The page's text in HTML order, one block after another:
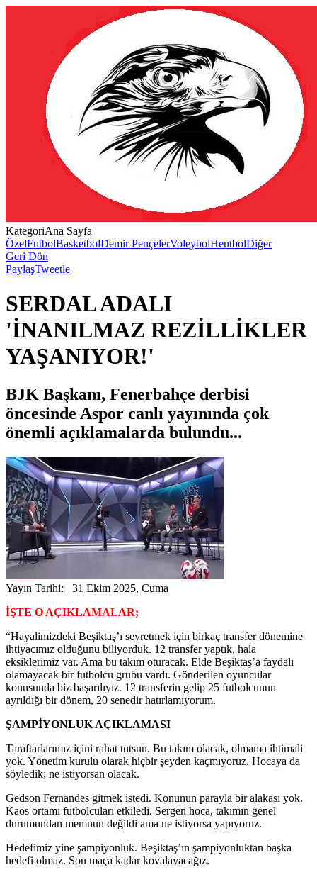
KategoriAna Sayfa
ÖzelFutbolBasketbolDemir PençelerVoleybolHentbolDiğer
Geri Dön
PaylaşTweetle
SERDAL ADALI
'İNANILMAZ REZİLLİKLER
YAŞANIYOR!'
BJK Başkanı, Fenerbahçe derbisi
öncesinde Aspor canlı yayınında çok
önemli açıklamalarda bulundu...
Yayın Tarihi: 31 Ekim 2025, Cuma
İŞTE O AÇIKLAMALAR;
“Hayalimizdeki Beşiktaş’ı seyretmek için birkaç transfer dönemine
ihtiyacımız olduğunu biliyorduk. 12 transfer yaptık, hala
eksiklerimiz var. Ama bu takım oturacak. Elde Beşiktaş’a faydalı
olamayacak bir futbolcu grubu vardı. Gönderilen oyuncular
konusunda biz başarılıyız. 12 transferin gelip 25 futbolcunun
ayrıldığı bir dönem, 20 senedir hatırlamıyorum.
ŞAMPİYONLUK AÇIKLAMASI
Taraftarlarımız içini rahat tutsun. Bu takım olacak, olmama ihtimali
yok. Yönetim kurulu olarak hiçbir şeyden kaçmıyoruz. Hocaya da
söyledik; ne istiyorsan olacak.
Gedson Fernandes gitmek istedi. Konunun parayla bir alakası yok.
Kaos ortamı futbolcuları etkiledi. Sergen hoca, takımın genel
durumundan memnun değildi ama ne istiyorsa yapıyoruz.
Hedefimiz yine şampiyonluk. Beşiktaş’ın şampiyonluktan başka
hedefi olmaz. Son maça kadar kovalayacağız.